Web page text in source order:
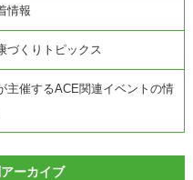
情報
づくりトピックス
主催するACE関連イベントの情
アーカイブ